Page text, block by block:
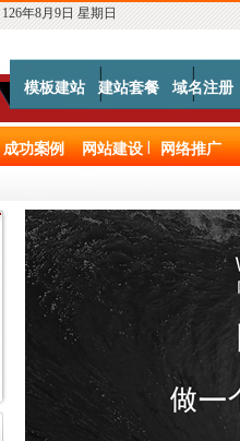
126年8月9日 星期日
模板建站 建站套餐 域名注册
成功案例 网站建设 网络推广